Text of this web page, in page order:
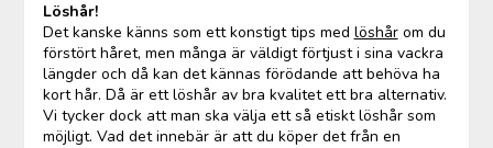
Löshår!
Det kanske känns som ett konstigt tips med löshårom du
förstört håret, men många är väldigt förtjust i sina vackra
längder och då kan det kännas förödande att behöva ha
kort hår. Då är ett löshår av bra kvalitet ett bra alternativ.
Vi tycker dock att man ska välja ett så etiskt löshår som
möjligt. Vad det innebär är att du köper det från en